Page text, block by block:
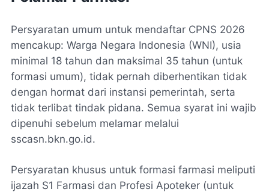
Persyaratan umum untuk mendaftar CPNS 2026
mencakup: Warga Negara Indonesia (WNI), usia
minimal 18 tahun dan maksimal 35 tahun (untuk
formasi umum), tidak pernah diberhentikan tidak
dengan hormat dari instansi pemerintah, serta
tidak terlibat tindak pidana. Semua syarat ini wajib
dipenuhi sebelum melamar melalui
sscasn.bkn.go.id.
Persyaratan khusus untuk formasi farmasi meliputi
ijazah S1 Farmasi dan Profesi Apoteker (untuk